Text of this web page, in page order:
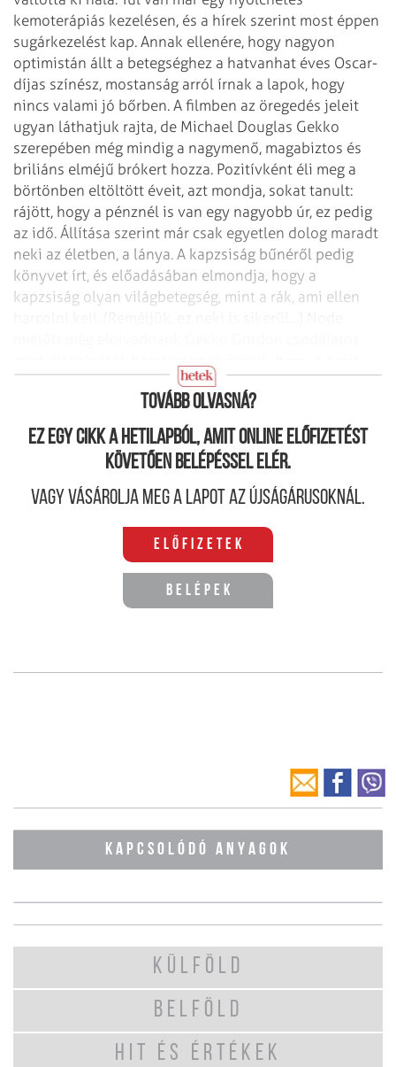
kemoterápiás kezelésen, és a hírek szerint most éppen
sugárkezelést kap. Annak ellenére, hogy nagyon
optimistán állt a betegséghez a hatvanhat éves Oscar-
díjas színész, mostanság arról írnak a lapok, hogy
nincs valami jó bőrben. A filmben az öregedés jeleit
ugyan láthatjuk rajta, de Michael Douglas Gekko
szerepében még mindig a nagymenő, magabiztos és
briliáns elméjű brókert hozza. Pozitívként éli meg a
börtönben eltöltött éveit, azt mondja, sokat tanult:
rájött, hogy a pénznél is van egy nagyobb úr, ez pedig
az idő. Állítása szerint már csak egyetlen dolog maradt
neki az életben, a lánya. A kapzsiság bűnéről pedig
könyvet írt, és előadásában elmondja, hogy a
kapzsiság olyan világbetegség, mint a rák, ami ellen
még a régi!
Tovább olvasná?
Ez egy cikk a hetilapból, amit online előfizetést
követően belépéssel elér.
Vagy vásárolja meg a lapot az újságárusoknál.
Előfizetek
Belépek
KAPCSOLÓDÓ ANYAGOK
KÜLFÖLD
BELFÖLD
HIT ÉS ÉRTÉKEK